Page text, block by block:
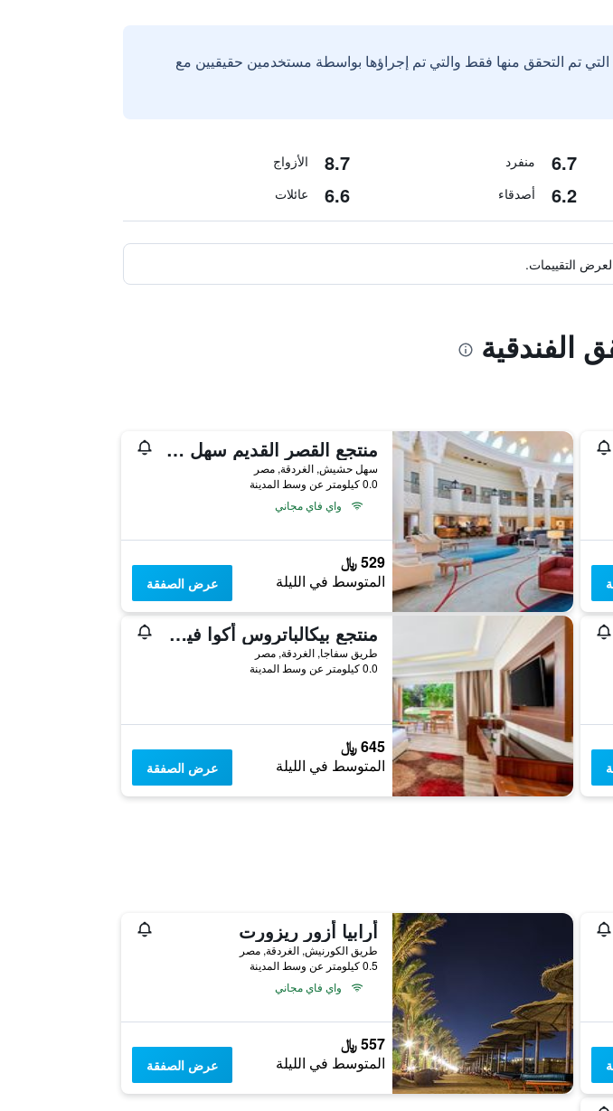
تم التحقق منها فقط والتي تم إجراؤها بواسطة مستخدمين حقيقيين مع
6.7 منفرد 8.7 الأزواج
6.2 أصدقاء 6.6 عائلات
التقييمات.
الفندقية
منتجع القصر القديم سهل حشيش
سهل حشيش, الغردقة, مصر
0.0 كيلومتر عن وسط المدينة
واي فاي مجاني
529 ﷼
المتوسط في الليلة عرض الصفقة
منتجع بيكالباتروس أكوا فيستا - الغردقة
طريق سفاجا, الغردقة, مصر
0.0 كيلومتر عن وسط المدينة
645 ﷼
المتوسط في الليلة عرض الصفقة
أرابيا أزور ريزورت
طريق الكورنيش, الغردقة, مصر
0.5 كيلومتر عن وسط المدينة
واي فاي مجاني
557 ﷼
المتوسط في الليلة عرض الصفقة